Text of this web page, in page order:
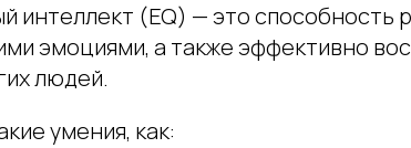
интеллект (EQ) — это способность
эмоциями, а также эффективно
людей.
умения, как: